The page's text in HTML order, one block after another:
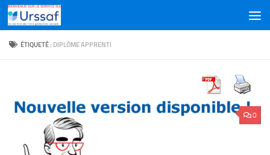
Skip to content
ÉTIQUETÉ : DIPLÔME APPRENTI
0